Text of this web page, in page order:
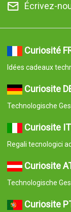
Écrivez-
Curiosité
Idées cadeaux
Curiosite
Technologische
Curiosite IT
Regali tecnologici
Curiosite
Technologische
Curiosite